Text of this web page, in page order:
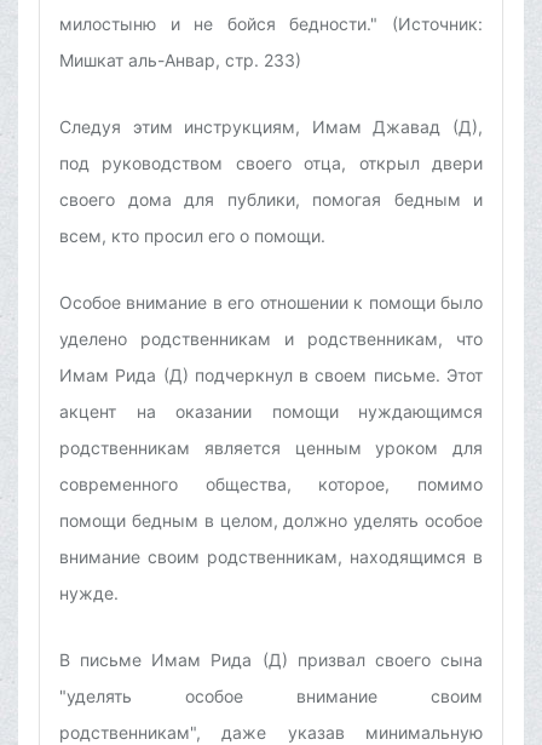
милостыню и не бойся бедности." (Источник:
Мишкат аль-Анвар, стр. 233)
Следуя этим инструкциям, Имам Джавад (Д),
под руководством своего отца, открыл двери
своего дома для публики, помогая бедным и
всем, кто просил его о помощи.
Особое внимание в его отношении к помощи было
уделено родственникам и родственникам, что
Имам Рида (Д) подчеркнул в своем письме. Этот
акцент на оказании помощи нуждающимся
родственникам является ценным уроком для
современного общества, которое, помимо
помощи бедным в целом, должно уделять особое
внимание своим родственникам, находящимся в
нужде.
В письме Имам Рида (Д) призвал своего сына
"уделять особое внимание своим
родственникам", даже указав минимальную